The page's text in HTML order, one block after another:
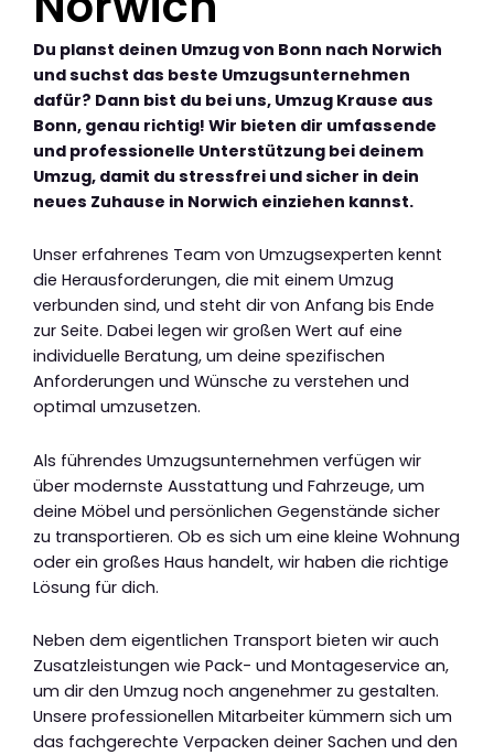
Du planst deinen Umzug von Bonn nach Norwich
und suchst das beste Umzugsunternehmen
dafür? Dann bist du bei uns, Umzug Krause aus
Bonn, genau richtig! Wir bieten dir umfassende
und professionelle Unterstützung bei deinem
Umzug, damit du stressfrei und sicher in dein
neues Zuhause in Norwich einziehen kannst.
Unser erfahrenes Team von Umzugsexperten kennt
die Herausforderungen, die mit einem Umzug
verbunden sind, und steht dir von Anfang bis Ende
zur Seite. Dabei legen wir großen Wert auf eine
individuelle Beratung, um deine spezifischen
Anforderungen und Wünsche zu verstehen und
optimal umzusetzen.
Als führendes Umzugsunternehmen verfügen wir
über modernste Ausstattung und Fahrzeuge, um
deine Möbel und persönlichen Gegenstände sicher
zu transportieren. Ob es sich um eine kleine Wohnung
oder ein großes Haus handelt, wir haben die richtige
Lösung für dich.
Neben dem eigentlichen Transport bieten wir auch
Zusatzleistungen wie Pack- und Montageservice an,
um dir den Umzug noch angenehmer zu gestalten.
Unsere professionellen Mitarbeiter kümmern sich um
das fachgerechte Verpacken deiner Sachen und den